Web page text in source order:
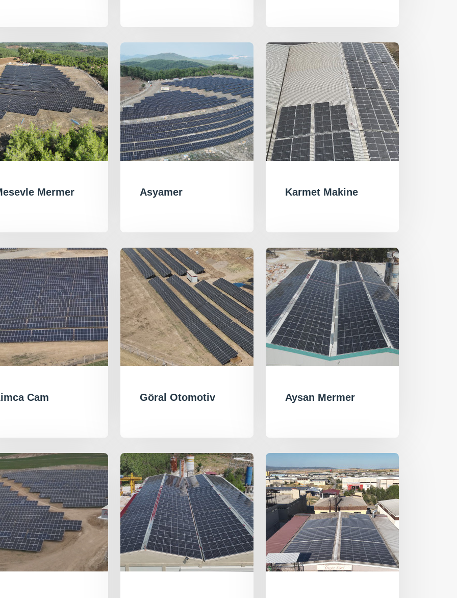
Mermer Asyamer Karmet Makine
Cam Göral Otomotiv Aysan Mermer